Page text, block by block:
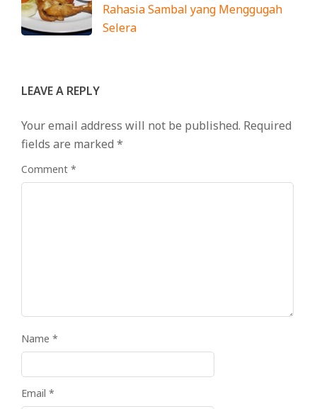
Rahasia Sambal yang Menggugah
Selera
LEAVE A REPLY
Your email address will not be published. Required
fields are marked *
Comment *
Name *
Email *